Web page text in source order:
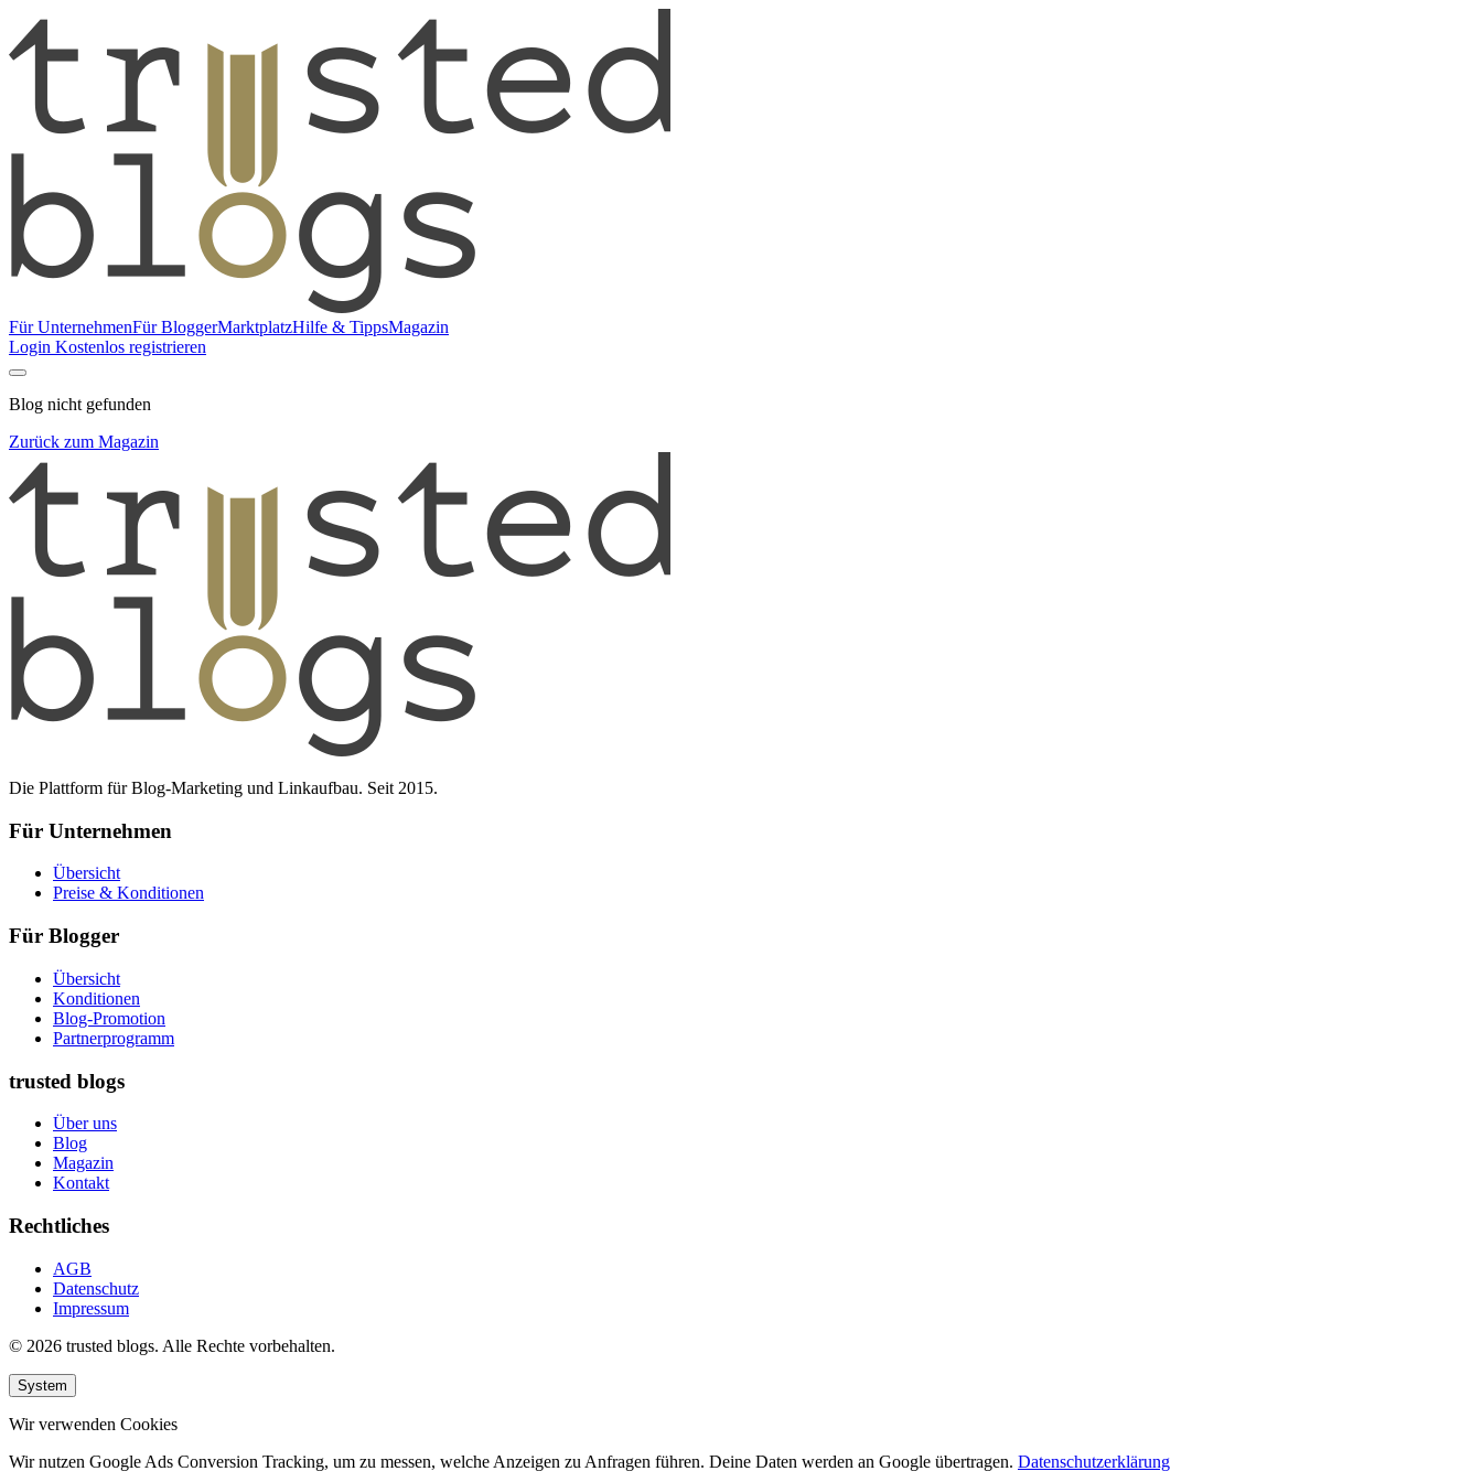
Für UnternehmenFür BloggerMarktplatzHilfe & TippsMagazin
Login Kostenlos registrieren
Blog nicht gefunden
Zurück zum Magazin
Die Plattform für Blog-Marketing und Linkaufbau. Seit 2015.
Für Unternehmen
Übersicht
Preise & Konditionen
Für Blogger
Übersicht
Konditionen
Blog-Promotion
Partnerprogramm
trusted blogs
Über uns
Blog
Magazin
Kontakt
Rechtliches
AGB
Datenschutz
Impressum
© 2026 trusted blogs. Alle Rechte vorbehalten.
System
Wir verwenden Cookies
Wir nutzen Google Ads Conversion Tracking, um zu messen, welche Anzeigen zu Anfragen führen. Deine Daten werden an Google übertragen. Datenschutzerklärung